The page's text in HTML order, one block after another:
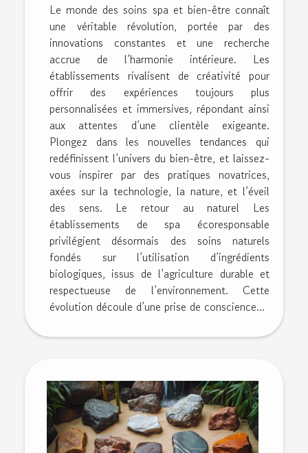
Le monde des soins spa et bien-être connaît
une véritable révolution, portée par des
innovations constantes et une recherche
accrue de l’harmonie intérieure. Les
établissements rivalisent de créativité pour
offrir des expériences toujours plus
personnalisées et immersives, répondant ainsi
aux attentes d’une clientèle exigeante.
Plongez dans les nouvelles tendances qui
redéfinissent l’univers du bien-être, et laissez-
vous inspirer par des pratiques novatrices,
axées sur la technologie, la nature, et l’éveil
des sens. Le retour au naturel Les
établissements de spa écoresponsable
privilégient désormais des soins naturels
fondés sur l’utilisation d’ingrédients
biologiques, issus de l’agriculture durable et
respectueuse de l’environnement. Cette
évolution découle d’une prise de conscience...